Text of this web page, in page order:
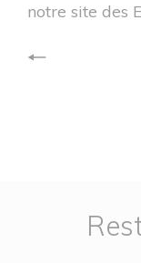
notre site des